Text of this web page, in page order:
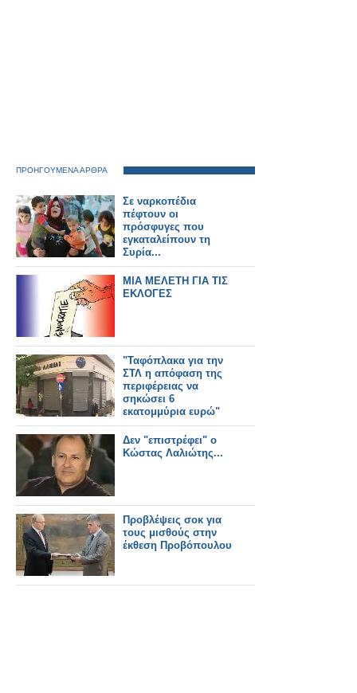
ΠΡΟΗΓΟΥΜΕΝΑ ΑΡΘΡΑ
Σε ναρκοπέδια
πέφτουν οι
πρόσφυγες που
εγκαταλείπουν τη
Συρία...
ΜΙΑ ΜΕΛΕΤΗ ΓΙΑ ΤΙΣ
ΕΚΛΟΓΕΣ
"Ταφόπλακα για την
ΣΤΛ η απόφαση της
περιφέρειας να
σηκώσει 6
εκατομμύρια ευρώ"
Δεν "επιστρέφει" ο
Κώστας Λαλιώτης...
Προβλέψεις σοκ για
τους μισθούς στην
έκθεση Προβόπουλου